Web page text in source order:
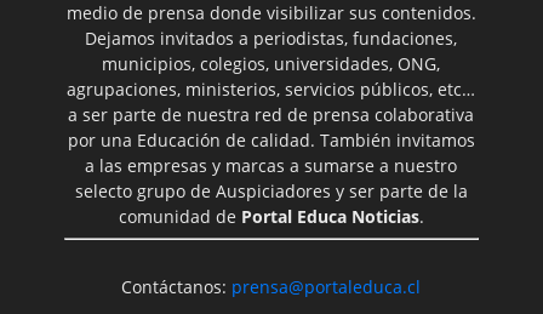
medio de prensa donde visibilizar sus contenidos.
Dejamos invitados a periodistas, fundaciones,
municipios, colegios, universidades, ONG,
agrupaciones, ministerios, servicios públicos, etc…
a ser parte de nuestra red de prensa colaborativa
por una Educación de calidad. También invitamos
a las empresas y marcas a sumarse a nuestro
selecto grupo de Auspiciadores y ser parte de la
comunidad de Portal Educa Noticias.
Contáctanos: prensa@portaleduca.cl